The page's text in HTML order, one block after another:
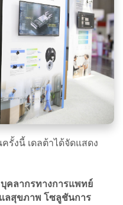
รั้งนี้ เดลต้าได้จัดแสดง
คลากรทางการแพทย์
ลสุขภาพ โซลูชันการ